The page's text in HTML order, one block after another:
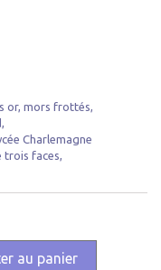
or, mors frottés,
Charlemagne
faces,
au panier